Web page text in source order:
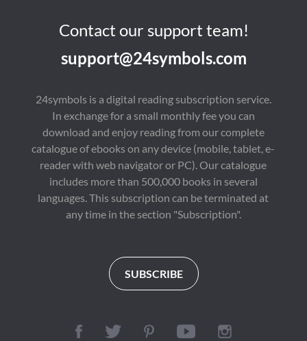
Contact our support team!
support@24symbols.com
24symbols is a digital reading subscription service.
In exchange for a small monthly fee you can
download and enjoy reading from our complete
catalogue of ebooks on any device (mobile, tablet, e-
reader with web navigator or PC). Our catalogue
includes more than 500,000 books in several
languages. This subscription can be terminated at
any time in the section "Subscription".
SUBSCRIBE